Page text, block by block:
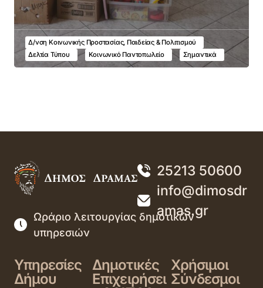
Δ/νση Κοινωνικής Προστασίας, Παιδείας & Πολιτισμού
Δελτία Τύπου
Κοινωνικό Παντοπωλείο Σημαντικά
25213 50600
info@dimosdr
amas.gr
Ωράριο λειτουργίας δημοτικών
υπηρεσιών
Υπηρεσίες
Δήμου
Δημοτικές
Επιχειρήσει
Χρήσιμοι
Σύνδεσμοι